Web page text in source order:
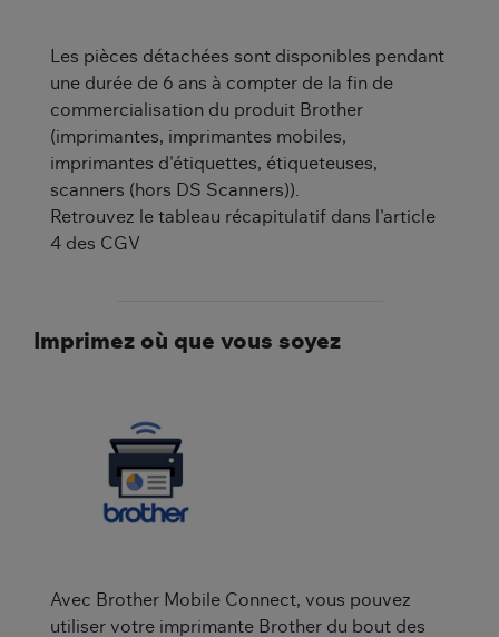
Les pièces détachées sont disponibles pendant
une durée de 6 ans à compter de la fin de
commercialisation du produit Brother
(imprimantes, imprimantes mobiles,
imprimantes d'étiquettes, étiqueteuses,
scanners (hors DS Scanners)).
Retrouvez le tableau récapitulatif dans l'article
4 des CGV
Imprimez où que vous soyez
Avec Brother Mobile Connect, vous pouvez
utiliser votre imprimante Brother du bout des